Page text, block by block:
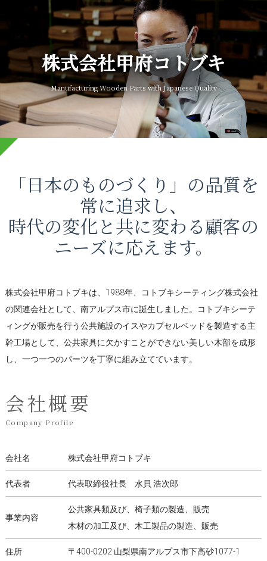
株式会社甲府コトブキ
Manufacturing Wooden Parts with Japanese Quality
「日本のものづくり」の品質を
常に追求し、
時代の変化と共に変わる顧客の
ニーズに応えます。
株式会社甲府コトブキは、1988年、コトブキシーティング株式会社
の関連会社として、南アルプス市に誕生しました。コトブキシーテ
ィングが販売を行う公共施設のイスやカプセルベッドを製造する主
幹工場として、公共家具に欠かすことができない美しい木部を成形
し、一つ一つのパーツを丁寧に組み立てています。
会社概要
Company Profile
会社名 株式会社甲府コトブキ
代表者 代表取締役社長 水貝 浩次郎
事業内容
公共家具類及び、椅子類の製造、販売
木材の加工及び、木工製品の製造、販売
住所 〒400-0202 山梨県南アルプス市下高砂1077-1